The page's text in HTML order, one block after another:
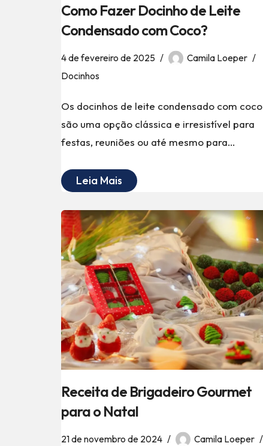
Como Fazer Docinho de Leite
Condensado com Coco?
4 de fevereiro de 2025
Camila Loeper
Docinhos
Os docinhos de leite condensado com coco
são uma opção clássica e irresistível para
festas, reuniões ou até mesmo para…
Leia Mais
Receita de Brigadeiro Gourmet
para o Natal
21 de novembro de 2024
Camila Loeper